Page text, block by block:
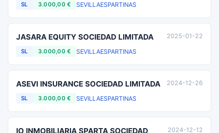
SL 3.000,00 € SEVILLAESPARTINAS
JASARA EQUITY SOCIEDAD LIMITADA
SL 3.000,00 € SEVILLAESPARTINAS
2025-01-22
ASEVI INSURANCE SOCIEDAD LIMITADA
SL 3.000,00 € SEVILLAESPARTINAS
2024-12-26
IO INMOBILIARIA SPARTA SOCIEDAD 2024-12-12